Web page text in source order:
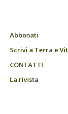
Abbonati
Scrivi a Terra e
CONTATTI
La rivista